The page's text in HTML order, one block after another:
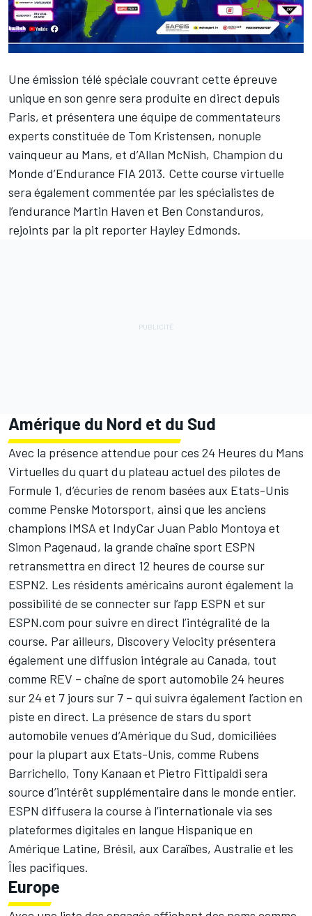
Une émission télé spéciale couvrant cette épreuve
unique en son genre sera produite en direct depuis
Paris, et présentera une équipe de commentateurs
experts constituée de Tom Kristensen, nonuple
vainqueur au Mans, et d’Allan McNish, Champion du
Monde d’Endurance FIA 2013. Cette course virtuelle
sera également commentée par les spécialistes de
l’endurance Martin Haven et Ben Constanduros,
rejoints par la pit reporter Hayley Edmonds.
Amérique du Nord et du Sud
Avec la présence attendue pour ces 24 Heures du Mans
Virtuelles du quart du plateau actuel des pilotes de
Formule 1, d’écuries de renom basées aux Etats-Unis
comme Penske Motorsport, ainsi que les anciens
champions IMSA et IndyCar Juan Pablo Montoya et
Simon Pagenaud, la grande chaîne sport ESPN
retransmettra en direct 12 heures de course sur
ESPN2. Les résidents américains auront également la
possibilité de se connecter sur l’app ESPN et sur
ESPN.com pour suivre en direct l’intégralité de la
course. Par ailleurs, Discovery Velocity présentera
également une diffusion intégrale au Canada, tout
comme REV – chaîne de sport automobile 24 heures
sur 24 et 7 jours sur 7 – qui suivra également l’action en
piste en direct. La présence de stars du sport
automobile venues d’Amérique du Sud, domiciliées
pour la plupart aux Etats-Unis, comme Rubens
Barrichello, Tony Kanaan et Pietro Fittipaldi sera
source d’intérêt supplémentaire dans le monde entier.
ESPN diffusera la course à l’internationale via ses
plateformes digitales en langue Hispanique en
Amérique Latine, Brésil, aux Caraïbes, Australie et les
Îles pacifiques.
Europe